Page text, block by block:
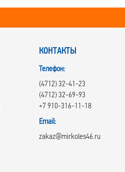
КОНТАКТЫ
Телефон:
(4712) 32-41-23
(4712) 32-69-93
+7 910-316-11-18
Email:
zakaz@mirkoles46.ru